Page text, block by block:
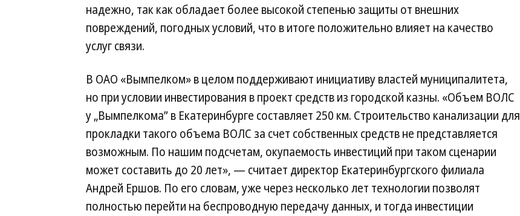
надежно, так как обладает более высокой степенью защиты от внешних
повреждений, погодных условий, что в итоге положительно влияет на качество
услуг связи.
В ОАО «Вымпелком» в целом поддерживают инициативу властей муниципалитета,
но при условии инвестирования в проект средств из городской казны. «Объем ВОЛС
у „Вымпелкома” в Екатеринбурге составляет 250 км. Строительство канализации для
прокладки такого объема ВОЛС за счет собственных средств не представляется
возможным. По нашим подсчетам, окупаемость инвестиций при таком сценарии
может составить до 20 лет», — считает директор Екатеринбургского филиала
Андрей Ершов. По его словам, уже через несколько лет технологии позволят
полностью перейти на беспроводную передачу данных, и тогда инвестиции